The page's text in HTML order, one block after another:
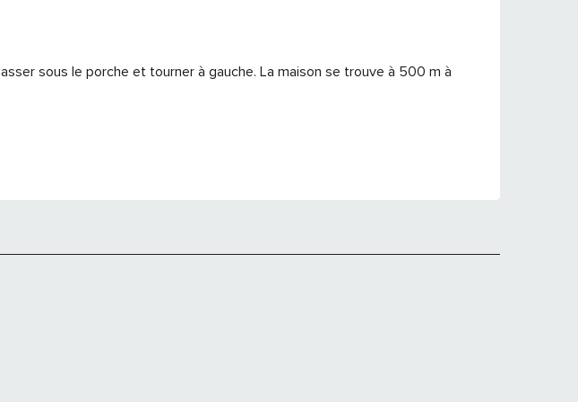
sous le porche et tourner à gauche. La maison se trouve à 500 m à